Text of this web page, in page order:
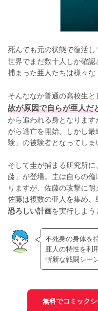
死んでも元の状態で復活し
世界でまだ数十人しか確認
捕まった亜人たちは様々な
そんななか普通の高校生
故が原因で自らが亜人だ
から追われる身となりま
がら逃亡を開始。しかし
験」の被験者となってしま
そして圭が捕まる研究所
藤」が登場。圭は自らの
りますが、佐藤の攻撃に
佐藤は複数の亜人を集め、
恐ろしい計画を実行しよ
不死身の身体を
亜人の特性を利
斬新な戦闘シー
無料でコミック